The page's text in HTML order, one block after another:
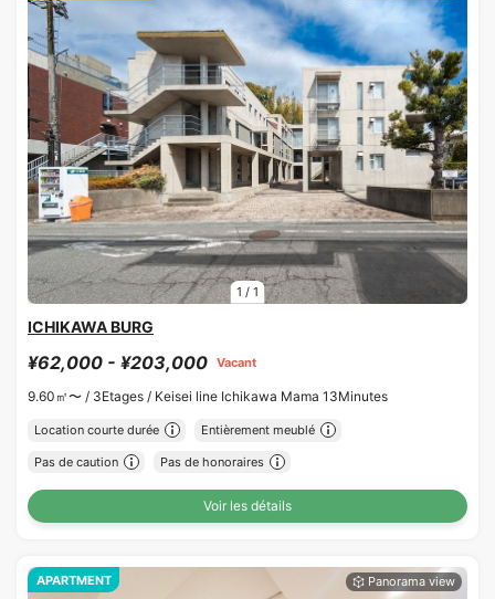
1 / 1
ICHIKAWA BURG
¥62,000 - ¥203,000 Vacant
9.60㎡〜 / 3Etages / Keisei line Ichikawa Mama 13Minutes
Location courte durée Entièrement meublé
Pas de caution Pas de honoraires
Voir les détails
APARTMENT